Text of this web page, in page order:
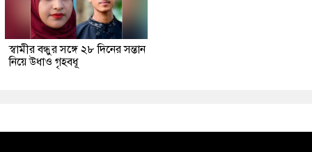
স্বামীর বন্ধুর সঙ্গে ২৮ দিনের সন্তান
নিয়ে উধাও গৃহবধূ